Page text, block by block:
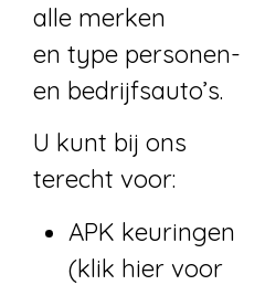
alle merken
en type personen-
en bedrijfsauto’s.
U kunt bij ons
terecht voor:
APK keuringen
(klik hier voor